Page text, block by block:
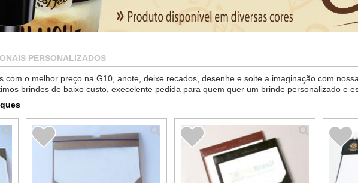
PERSONALIZADOS
com o melhor preço na G10, anote, deixe recados, desenhe e solte a imaginação com
brindes de baixo custo, execelente pedida para quem quer um brinde personalizado e